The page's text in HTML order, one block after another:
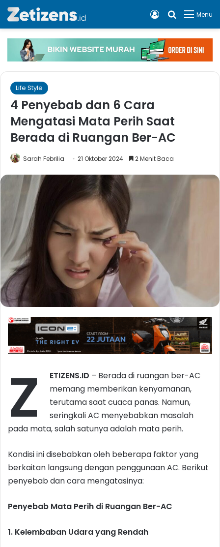
Menu
Cari apa,
Log In
Life Style
4 Penyebab dan 6 Cara
Mengatasi Mata Perih Saat
Berada di Ruangan Ber-AC
Sarah Febrilia 21 Oktober 2024 2 Menit Baca
Z ETIZENS.ID – Berada di ruangan ber-AC
memang memberikan kenyamanan,
terutama saat cuaca panas. Namun,
seringkali AC menyebabkan masalah
pada mata, salah satunya adalah mata perih.
Kondisi ini disebabkan oleh beberapa faktor yang
berkaitan langsung dengan penggunaan AC. Berikut
penyebab dan cara mengatasinya:
Penyebab Mata Perih di Ruangan Ber-AC
1. Kelembaban Udara yang Rendah